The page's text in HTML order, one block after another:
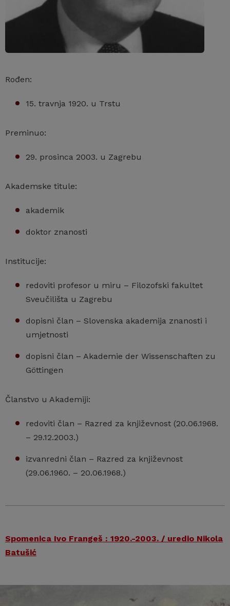
Rođen:
15. travnja 1920. u Trstu
Preminuo:
29. prosinca 2003. u Zagrebu
Akademske titule:
akademik
doktor znanosti
Institucije:
redoviti profesor u miru – Filozofski fakultet
Sveučilišta u Zagrebu
dopisni član – Slovenska akademija znanosti i
umjetnosti
dopisni član – Akademie der Wissenschaften zu
Göttingen
Članstvo u Akademiji:
redoviti član – Razred za književnost (20.06.1968.
– 29.12.2003.)
izvanredni član – Razred za književnost
(29.06.1960. – 20.06.1968.)
Spomenica Ivo Frangeš : 1920.-2003. / uredio Nikola
Batušić